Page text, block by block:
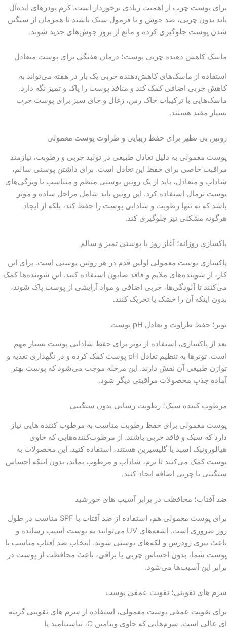
برای پوست چرب از اهمیت زیادی برخوردار است. کرم پودرهای ایده‌آل
باید بدون چربی، ضد جوش و با فرمول سبک باشند تا همزمان از سنگین
شدن پوست جلوگیری کرده و مانع از بروز جوش‌های جدید شوند.
ماسک کاهش دهنده چربی پوست؛ درمان هفتگی برای پوست متعادل
استفاده از ماسک‌های کاهش‌دهنده چربی یک بار در هفته می‌تواند به
کاهش چربی اضافی کمک کند و منافذ پوست را پاک و تمیز نگه دارد.
ماسک‌هایی با ترکیبات خاک رس، زغال و چای سبز برای پوست چرب
بسیار مفید هستند.
روتین بی‌ نظیر برای حفظ زیبایی و طراوت پوست معمولی
پوست معمولی به دلیل تعادل طبیعی در تولید چربی و رطوبت، نیازمند
مراقبت خاصی برای حفظ این تعادل است. برای داشتن پوستی سالم،
شاداب و متعادل، باید از یک روتین پوستی منظم و متناسب با ویژگی‌های
پوست نرمال استفاده کرد. این روتین باید شامل مراحل ساده و مؤثر
باشد که نه تنها رطوبت و شادابی پوست را حفظ کند، بلکه از ایجاد
هرگونه مشکلی نیز جلوگیری کند.
پاکسازی روزانه؛ آغاز روز با پوستی تمیز و سالم
پاکسازی پوست معمولی اولین قدم در هر روتین پوستی است. برای این
کار، از شوینده‌های ملایم و فاقد صابون استفاده کنید. این شوینده‌ها کمک
می‌کنند تا آلودگی‌ها، چربی اضافی و مواد آرایشی از پوست پاک شوند،
بدون اینکه آن را خشک یا تحریک کنند.
تونر؛ حفظ طراوت و تعادل pH پوست
بعد از پاکسازی، استفاده از تونر برای حفظ شادابی پوست بسیار مهم
است. تونرها به تنظیم تعادل pH پوست کمک کرده و در نگهداری تغذیه و
توازن طبیعی آن نقش دارند. این مرحله موجب می‌شود که پوست بهتر
آماده جذب محصولات مراقبتی دیگر شود.
مرطوب کننده سبک؛ رطوبت رسانی بدون سنگینی
پوست معمولی برای حفظ رطوبت مناسب به مرطوب کننده هایی نیاز
دارد که سبک و فاقد چربی باشند. از مرطوب‌کننده‌هایی که حاوی
هیالورونیک اسید یا گلیسیرین هستند، استفاده کنید. این محصولات به
پوست کمک می‌کنند تا نرم، شاداب و مرطوب بماند، بدون اینکه احساس
سنگینی یا چربی اضافه ایجاد کنند.
ضد آفتاب؛ محافظت در برابر آسیب های خورشید
برای پوست معمولی هم، استفاده از ضد آفتاب با SPF مناسب در طول
روز ضروری است. اشعه‌های UV می‌توانند به پوست آسیب رسانده و
باعث پیری زودرس و لکه‌های پوستی شوند. انتخاب ضد آفتاب مناسب با
پوست شما، بدون احساس چربی یا براقی، باعث محافظت از پوست در
برابر این آسیب‌ها می‌شود.
سرم های تقویتی؛ تقویت عمقی پوست
برای تقویت عمقی پوست معمولی، استفاده از سرم های تقویتی گزینه
ای عالی است. سرم‌هایی که حاوی ویتامین C، نیاسینامید یا